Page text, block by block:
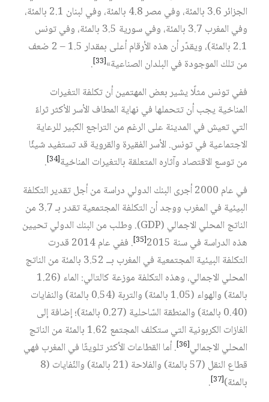
الجزائر 3.6 بالمئة، وفي مصر 4.8 بالمئة، وفي لبنان 2.1 بالمئة،
وفي المغرب 3.7 بالمئة، وفي سورية 3.5 بالمئة، وفي تونس
2.1 بالمئة)، ويقدّر أن هذه الأرقام أعلى بمقدار 1.5 – 2 ضعف
من تلك الموجودة في البلدان الصناعية»‏[33]
.
ففي تونس مثلًا يشير بعض المهتمين أن تكلفة التغيرات
المناخية يجب أن تتحملها في نهاية المطاف الأسر الأكثر ثراءً
التي تعيش في المدينة على الرغم من التراجع الكبير للرعاية
الاجتماعية في تونس. الأسر الفقيرة والقروية قد تستفيد شيئًا
من توسع الاقتصاد وآثاره المتعلقة بالتغيرات المناخية‏[34]
.
في عام 2000 أجرى البنك الدولي دراسة من أجل تقدير التكلفة
البيئية في المغرب ووجد أن التكلفة المجتمعية تقدر بـ 3.7 من
الناتج المحلي الاجمالي (GDP). وطلب من البنك الدولي تحيين
هذه الدراسة في سنة 2015‏
[35]
. ففي عام 2014 قدرت
التكلفة البيئية المجتمعية في المغرب بــ 3.52 بالمئة من الناتج
المحلي الاجمالي، وهذه التكلفة موزعة كالتالي: الماء (1.26
بالمئة) والهواء (1.05 بالمئة) والتربة (0.54 بالمئة) والنفايات
(0.40 بالمئة) والمنطقة السّاحلية (0.27 بالمئة)؛ إضافة إلى
الغازات الكربونية التي ستكلف المجتمع 1.62 بالمئة من الناتج
المحلي الاجمالي‏[36]
. أما القطاعات الأكثر تلويثًا في المغرب فهي
قطاع النقل (57 بالمئة) والفلاحة (21 بالمئة) والنّفايات (8
بالمئة)‏[37]
.